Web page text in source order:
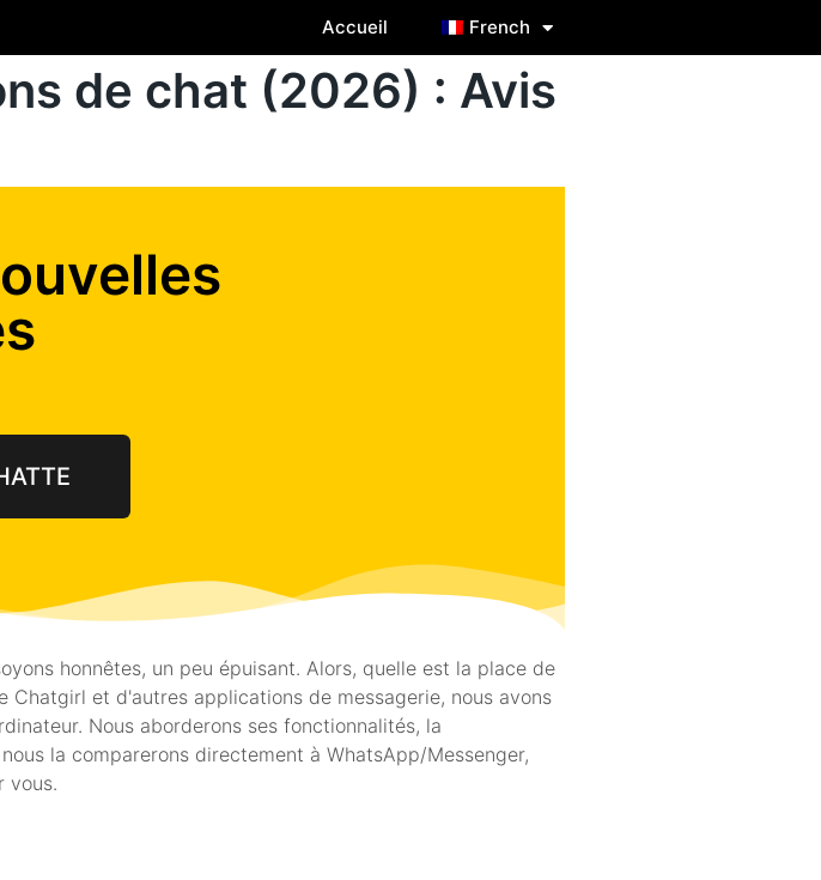
Accueil French
de chat (2026) : Avis
honnêtes, un peu épuisant. Alors, quelle est la place de
et d'autres applications de messagerie, nous avons
Nous aborderons ses fonctionnalités, la
la comparerons directement à WhatsApp/Messenger,
vous.